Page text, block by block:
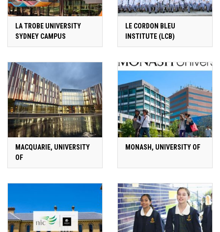
LA TROBE UNIVERSITY
SYDNEY CAMPUS
LE CORDON BLEU
INSTITUTE (LCB)
MACQUARIE, UNIVERSITY
OF
MONASH, UNIVERSITY OF